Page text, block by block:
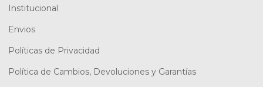
Institucional
Envios
Políticas de Privacidad
Política de Cambios, Devoluciones y Garantías